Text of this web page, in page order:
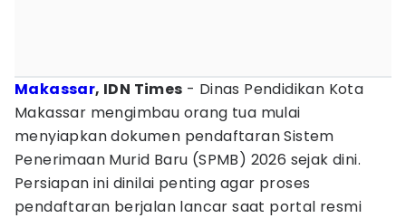
Makassar, IDN Times - Dinas Pendidikan Kota
Makassar mengimbau orang tua mulai
menyiapkan dokumen pendaftaran Sistem
Penerimaan Murid Baru (SPMB) 2026 sejak dini.
Persiapan ini dinilai penting agar proses
pendaftaran berjalan lancar saat portal resmi